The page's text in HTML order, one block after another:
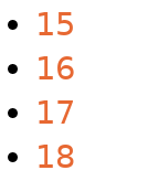
15
16
17
18